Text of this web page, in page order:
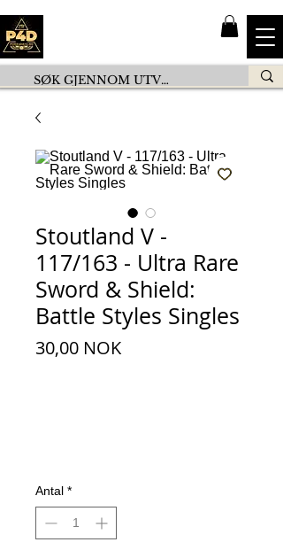
Stoutland V -
117/163 - Ultra Rare
Sword & Shield:
Battle Styles Singles
30,00 NOKPris
Antal *